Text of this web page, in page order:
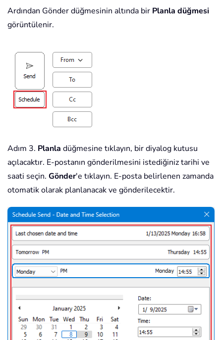
Ardından Gönder düğmesinin altında bir Planla düğmesi
görüntülenir.
Adım 3. Planla düğmesine tıklayın, bir diyalog kutusu
açılacaktır. E-postanın gönderilmesini istediğiniz tarihi ve
saati seçin. Gönder'e tıklayın. E-posta belirlenen zamanda
otomatik olarak planlanacak ve gönderilecektir.